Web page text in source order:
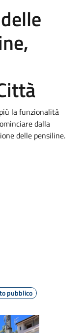
la funzionalità
dalla
delle pensiline.
pubblico